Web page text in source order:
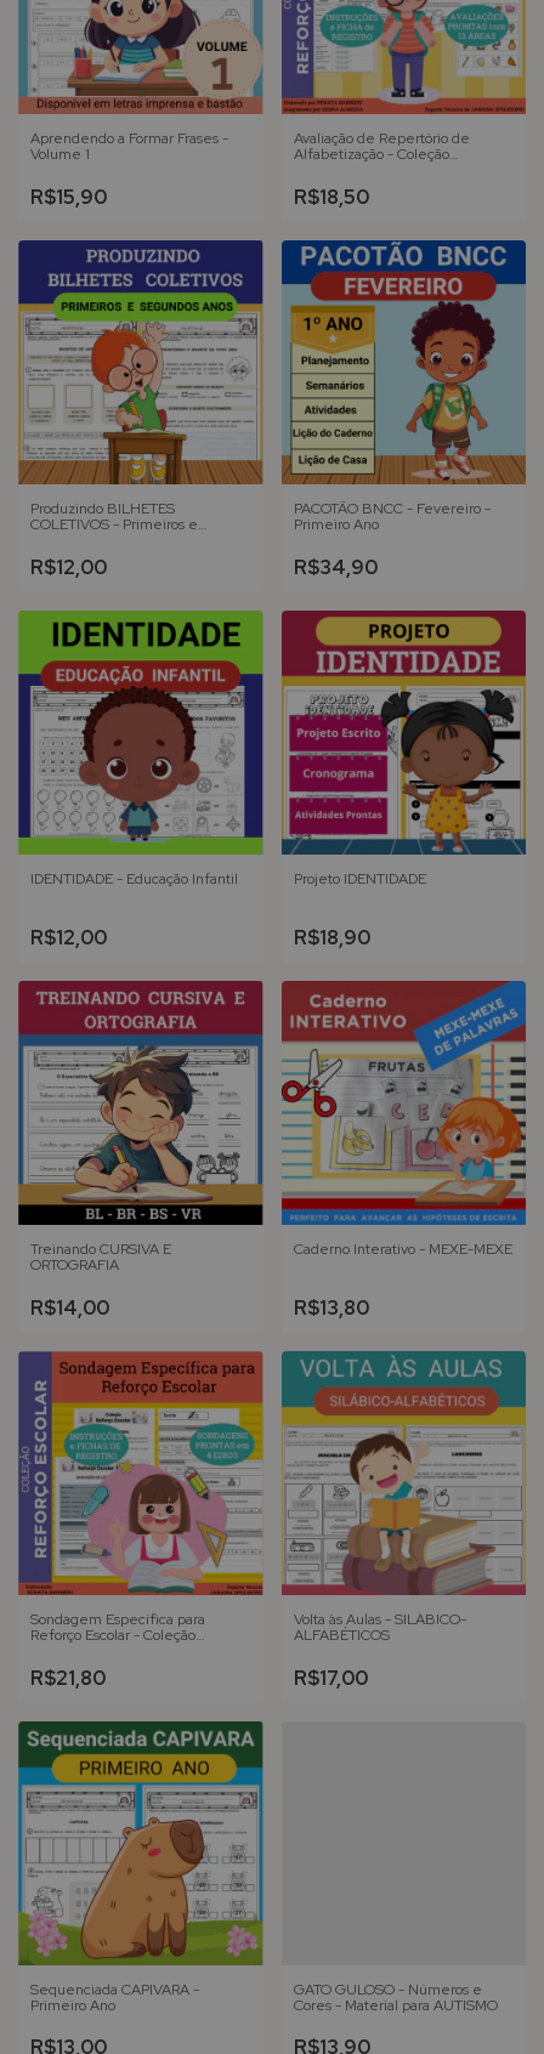
Aprendendo a Formar Frases -
Volume 1
R$15,90
Avaliação de Repertório de
Alfabetização - Coleção
R$18,50
Produzindo BILHETES
COLETIVOS - Primeiros e
Segundos Anos
R$12,00
PACOTÃO BNCC - Fevereiro -
Primeiro Ano
R$34,90
IDENTIDADE - Educação Infantil
R$12,00
Projeto IDENTIDADE
R$18,90
Treinando CURSIVA E
ORTOGRAFIA
R$14,00
Caderno Interativo - MEXE-MEXE
R$13,80
Sondagem Específica para
Reforço Escolar - Coleção
R$21,80
Volta às Aulas - SILÁBICO-
ALFABÉTICOS
R$17,00
Sequenciada CAPIVARA -
Primeiro Ano
R$13,00
GATO GULOSO - Números e
Cores - Material para AUTISMO
R$13,90